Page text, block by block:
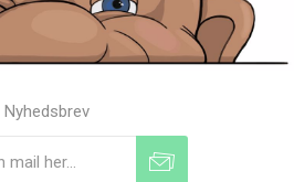
Nyhedsbrev